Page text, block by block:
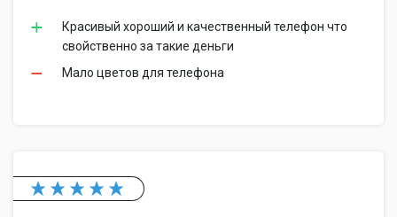
Красивый хороший и качественный телефон что
свойственно за такие деньги
Мало цветов для телефона